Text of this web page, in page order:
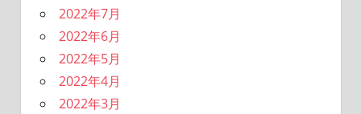
2022年7月
2022年6月
2022年5月
2022年4月
2022年3月